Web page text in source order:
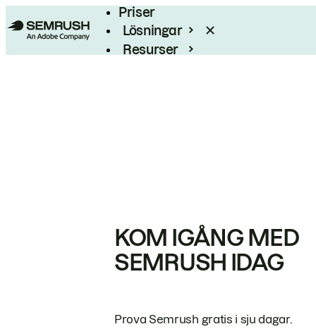
Priser
Lösningar
Resurser
KOM IGÅNG MED
SEMRUSH IDAG
Prova Semrush gratis i sju dagar.